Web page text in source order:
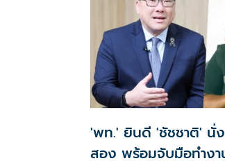
'พท.' ยินดี 'ชัชชาติ' นั่
สอง พร้อมจับมือทำง